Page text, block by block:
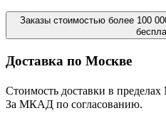
Заказы стоимостью более 100
Доставка по Москве
Стоимость доставки в
За МКАД по согласованию.